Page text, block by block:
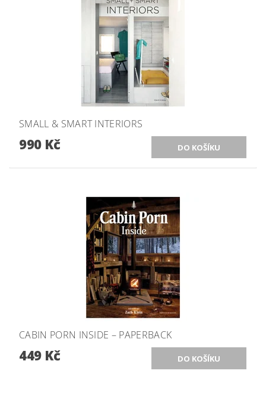
SMALL & SMART INTERIORS
990 Kč
CABIN PORN INSIDE – PAPERBACK
449 Kč